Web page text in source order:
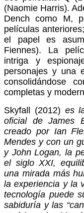
(Naomie Harris).
Dench como M,
películas
el papel es
Fiennes). La
intriga y
personajes y una
consolidándose
completas y
Skyfall (2012) es
oficial de James
creado por Ian
Mendes y con un
y John Logan, la
el siglo XXI,
una mirada más
la experiencia y la
tecnología puede
sabiduría y las